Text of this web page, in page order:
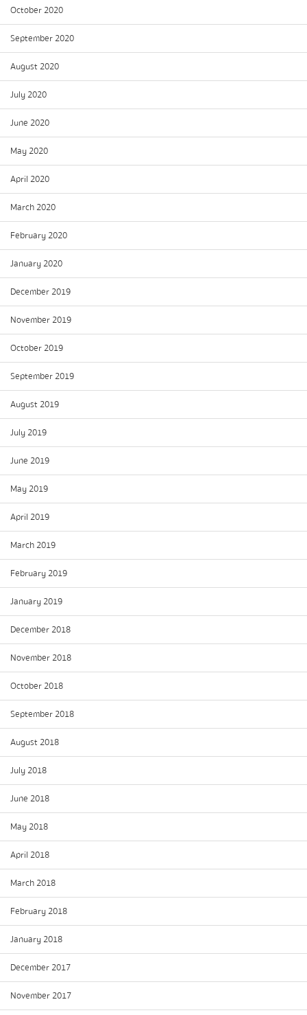
October 2020
September 2020
August 2020
July 2020
June 2020
May 2020
April 2020
March 2020
February 2020
January 2020
December 2019
November 2019
October 2019
September 2019
August 2019
July 2019
June 2019
May 2019
April 2019
March 2019
February 2019
January 2019
December 2018
November 2018
October 2018
September 2018
August 2018
July 2018
June 2018
May 2018
April 2018
March 2018
February 2018
January 2018
December 2017
November 2017